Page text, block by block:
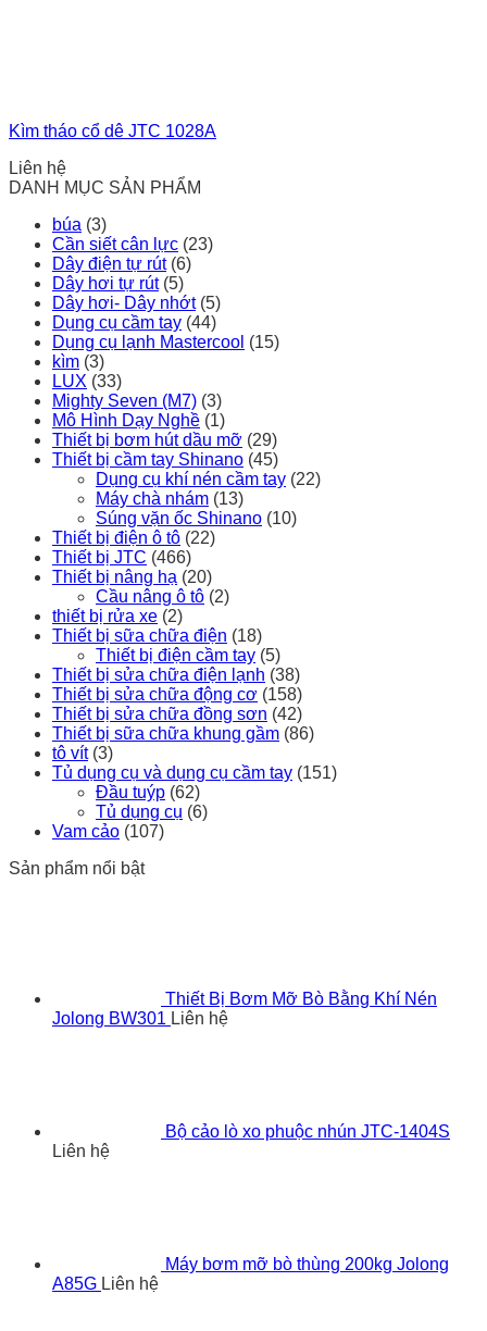
Kìm tháo cổ dê JTC 1028A
Liên hệ
DANH MỤC SẢN PHẨM
búa (3)
Cần siết cân lực (23)
Dây điện tự rút (6)
Dây hơi tự rút (5)
Dây hơi- Dây nhớt (5)
Dụng cụ cầm tay (44)
Dụng cụ lạnh Mastercool (15)
kìm (3)
LUX (33)
Mighty Seven (M7) (3)
Mô Hình Dạy Nghề (1)
Thiết bị bơm hút dầu mỡ (29)
Thiết bị cầm tay Shinano (45)
Dụng cụ khí nén cầm tay (22)
Máy chà nhám (13)
Súng vặn ốc Shinano (10)
Thiết bị điện ô tô (22)
Thiết bị JTC (466)
Thiết bị nâng hạ (20)
Cầu nâng ô tô (2)
thiết bị rửa xe (2)
Thiết bị sữa chữa điện (18)
Thiết bị điện cầm tay (5)
Thiết bị sửa chữa điện lạnh (38)
Thiết bị sửa chữa động cơ (158)
Thiết bị sửa chữa đồng sơn (42)
Thiết bị sữa chữa khung gầm (86)
tô vít (3)
Tủ dụng cụ và dụng cụ cầm tay (151)
Đầu tuýp (62)
Tủ dụng cụ (6)
Vam cảo (107)
Sản phẩm nổi bật
Thiết Bị Bơm Mỡ Bò Bằng Khí Nén
Jolong BW301 Liên hệ
Bộ cảo lò xo phuộc nhún JTC-1404S
Liên hệ
Máy bơm mỡ bò thùng 200kg Jolong
A85G Liên hệ